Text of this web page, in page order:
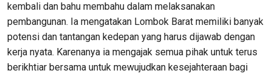
kembali dan bahu membahu dalam melaksanakan
pembangunan. Ia mengatakan Lombok Barat memiliki banyak
potensi dan tantangan kedepan yang harus dijawab dengan
kerja nyata. Karenanya ia mengajak semua pihak untuk terus
berikhtiar bersama untuk mewujudkan kesejahteraan bagi